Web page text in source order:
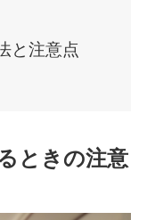
と注意点
ときの注意